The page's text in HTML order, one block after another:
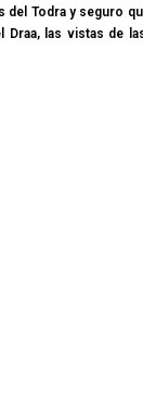
del Todra y seguro
las vistas de